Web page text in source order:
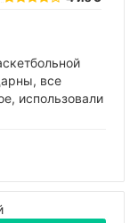
все
использовали